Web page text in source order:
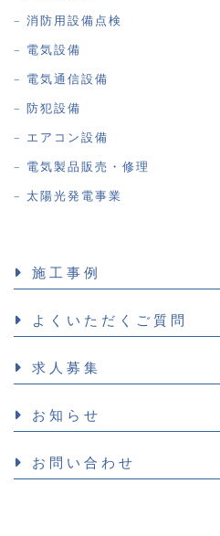
消防用設備点検
電気設備
電気通信設備
防犯設備
エアコン設備
電気製品販売・修理
太陽光発電事業
施工事例
よくいただくご質問
求人募集
お知らせ
お問い合わせ